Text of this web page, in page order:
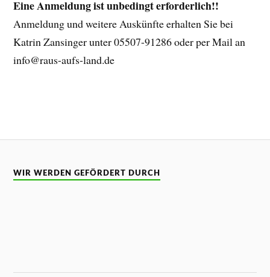
Eine Anmeldung ist unbedingt erforderlich!!
Anmeldung und weitere Auskünfte erhalten Sie bei
Katrin Zansinger unter 05507-91286 oder per Mail an
info@raus-aufs-land.de
WIR WERDEN GEFÖRDERT DURCH